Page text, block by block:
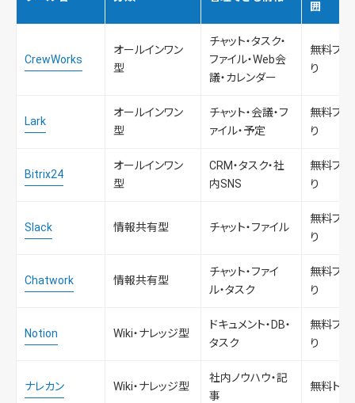
囲
CrewWorks
オールインワン
型
チャット・タスク・
ファイル・Web会
議・カレンダー
無料プラ
り
Lark
オールインワン
型
チャット・会議・フ
ァイル・予定
無料プラ
り
Bitrix24
オールインワン
型
CRM・タスク・社
内SNS
無料プラ
り
Slack 情報共有型 チャット・ファイル
無料プラ
り
Chatwork 情報共有型
チャット・ファイ
ル・タスク
無料プラ
り
Notion Wiki・ナレッジ型
ドキュメント・DB・
タスク
無料プラ
り
ナレカン Wiki・ナレッジ型
社内ノウハウ・記
事
無料トラ